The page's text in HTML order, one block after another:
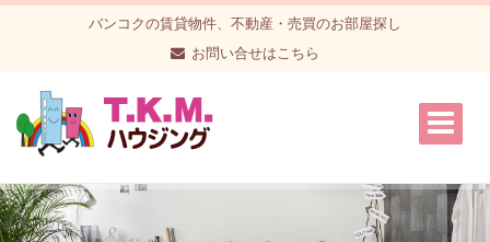
バンコクの賃貸物件、不動産・売買のお部屋探し
お問い合せはこちら